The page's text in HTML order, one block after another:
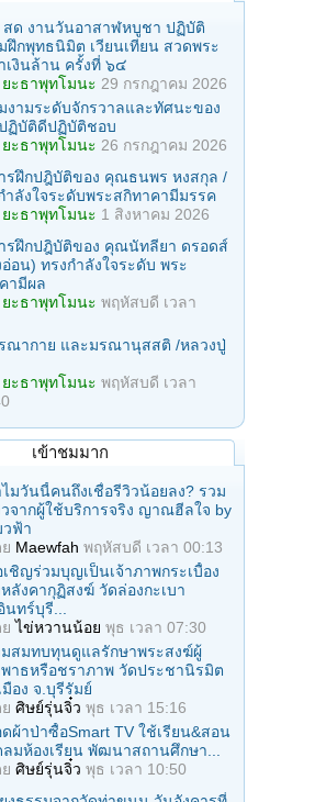
สด งานวันอาสาฬหบูชา ปฏิบัติ
ฝึกพุทธนิมิต เวียนเทียน สวดพระ
เงินล้าน ครั้งที่ ๖๔
ยะธาพุทโมนะ 29 กรกฎาคม 2026
งามระดับจักรวาลและทัศนะของ
ฏิบัติดีปฏิบัติชอบ
ยะธาพุทโมนะ 26 กรกฎาคม 2026
รฝึกปฎิบัติของ คุณธนพร หงสกุล /
ำลังใจระดับพระสกิทาคามีมรรค
ยะธาพุทโมนะ 1 สิงหาคม 2026
รฝึกปฎิบัติของ คุณนัทลียา ดรอดส์
อน) ทรงกำลังใจระดับ พระ
ามีผล
ยะธาพุทโมนะ พฤหัสบดี เวลา
ณากาย และมรณานุสสติ /หลวงปู่
ยะธาพุทโมนะ พฤหัสบดี เวลา
เข้าชมมาก
มวันนี้คนถึงเชื่อรีวิวน้อยลง? รวม
จากผู้ใช้บริการจริง ญาณฮีลใจ by
วฟ้า
Maewfah พฤหัสบดี เวลา 00:13
ชิญร่วมบุญเป็นเจ้าภาพกระเบื้อง
ลังคากุฏิสงฆ์ วัดล่องกะเบา
นทร์บุรี...
ยไข่หวานน้อย พุธ เวลา 07:30
สมทบทุนดูแลรักษาพระสงฆ์ผู้
พาธหรือชราภาพ วัดประชานิรมิต
มือง จ.บุรีรัมย์
ศิษย์รุ่นจิ๋ว พุธ เวลา 15:16
ผ้าป่าซื้อSmart TV ใช้เรียน&สอน
มห้องเรียน พัฒนาสถานศึกษา...
ศิษย์รุ่นจิ๋ว พุธ เวลา 10:50